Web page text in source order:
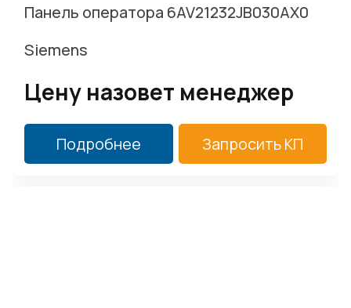
Панель оператора 6AV21232JB030AX0
Siemens
Цену назовет менеджер
Подробнее Запросить КП